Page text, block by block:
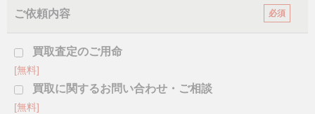
ご依頼内容 必須
買取査定のご用命
[無料]
買取に関するお問い合わせ・ご相談
[無料]